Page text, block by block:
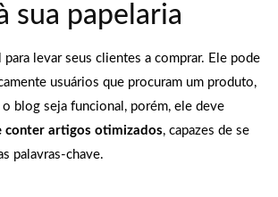
sua papelaria
levar seus clientes a comprar. Ele pode
usuários que procuram um produto,
blog seja funcional, porém, ele deve
conter artigos otimizados, capazes de se
palavras-chave.